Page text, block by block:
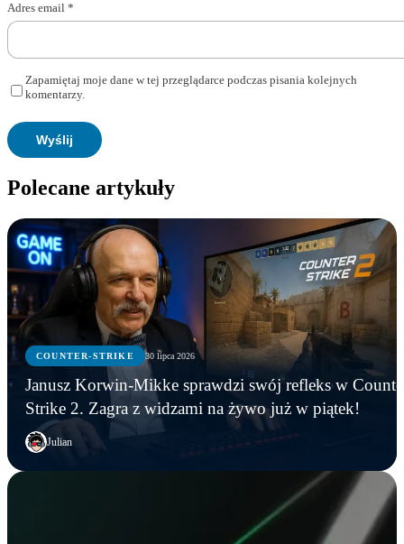
Adres email *
Zapamiętaj moje dane w tej przeglądarce podczas pisania kolejnych
komentarzy.
Polecane artykuły
COUNTER-STRIKE 30 lipca 2026
Janusz Korwin-Mikke sprawdzi swój refleks w
Strike 2. Zagra z widzami na żywo już w piątek!
Julian